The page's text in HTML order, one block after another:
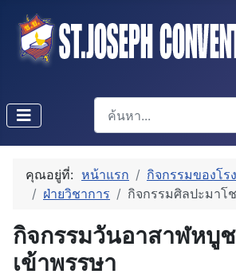
การค้นหา
Type 2 or more
คุณอยู่ที่: หน้าแรก
กิจกรรมของโร
ฝ่ายวิชาการ
กิจกรรมศิลปะมาโ
กิจกรรมวันอาสาฬหบู
เข้าพรรษา